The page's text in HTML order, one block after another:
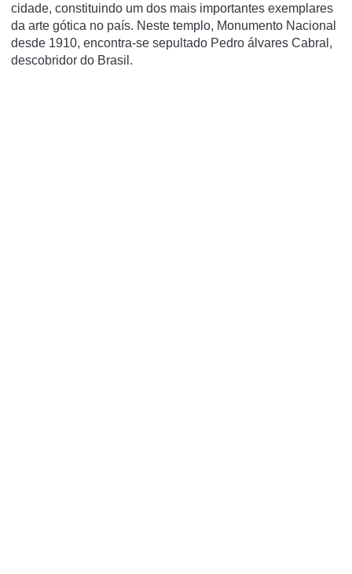
cidade, constituindo um dos mais importantes exemplares
da arte gótica no paí­s. Neste templo, Monumento Nacional
desde 1910, encontra-se sepultado Pedro álvares Cabral,
descobridor do Brasil.